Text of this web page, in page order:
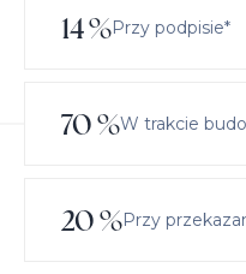
14%Przy podpisie*
70%W trakcie
20%Przy